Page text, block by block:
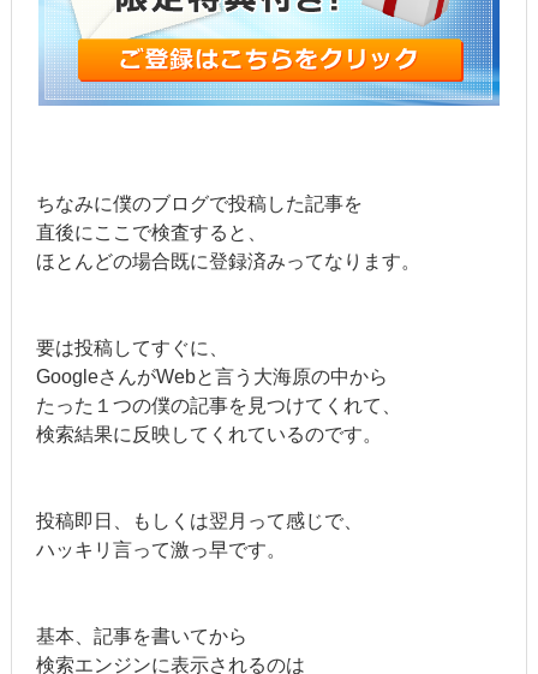
ちなみに僕のブログで投稿した記事を
直後にここで検査すると、
ほとんどの場合既に登録済みってなります。
要は投稿してすぐに、
GoogleさんがWebと言う大海原の中から
たった１つの僕の記事を見つけてくれて、
検索結果に反映してくれているのです。
投稿即日、もしくは翌月って感じで、
ハッキリ言って激っ早です。
基本、記事を書いてから
検索エンジンに表示されるのは